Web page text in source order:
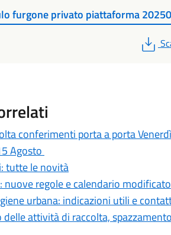
furgone privato piattaforma
conferimenti porta a porta
Agosto
tutte le novità
nuove regole e calendario modificato
urbana: indicazioni utili e
attività di raccolta,